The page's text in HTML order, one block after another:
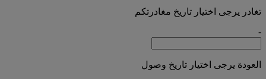
تغادر يرجى اختيار تاريخ مغادرتكم
-
العودة يرجى اختيار تاريخ وصول